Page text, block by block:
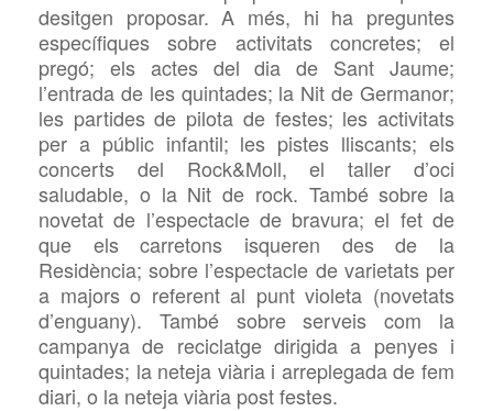
desitgen proposar. A més, hi ha preguntes
específiques sobre activitats concretes; el
pregó; els actes del dia de Sant Jaume;
l’entrada de les quintades; la Nit de Germanor;
les partides de pilota de festes; les activitats
per a públic infantil; les pistes lliscants; els
concerts del Rock&Moll, el taller d’oci
saludable, o la Nit de rock. També sobre la
novetat de l’espectacle de bravura; el fet de
que els carretons isqueren des de la
Residència; sobre l’espectacle de varietats per
a majors o referent al punt violeta (novetats
d’enguany). També sobre serveis com la
campanya de reciclatge dirigida a penyes i
quintades; la neteja viària i arreplegada de fem
diari, o la neteja viària post festes.